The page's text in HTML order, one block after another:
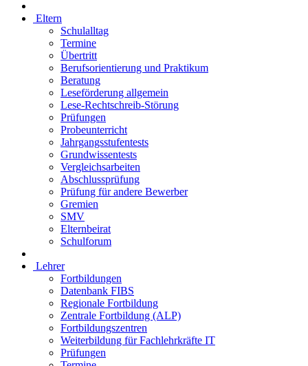
Eltern
Schulalltag
Termine
Übertritt
Berufsorientierung und Praktikum
Beratung
Leseförderung allgemein
Lese-Rechtschreib-Störung
Prüfungen
Probeunterricht
Jahrgangsstufentests
Grundwissentests
Vergleichsarbeiten
Abschlussprüfung
Prüfung für andere Bewerber
Gremien
SMV
Elternbeirat
Schulforum
Lehrer
Fortbildungen
Datenbank FIBS
Regionale Fortbildung
Zentrale Fortbildung (ALP)
Fortbildungszentren
Weiterbildung für Fachlehrkräfte IT
Prüfungen